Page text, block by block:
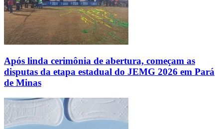
Após linda cerimônia de abertura, começam as
disputas da etapa estadual do JEMG 2026 em Pará
de Minas